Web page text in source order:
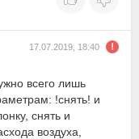
17.07.2019, 18:40
всего лишь
!снять! и
снять и
воздуха,